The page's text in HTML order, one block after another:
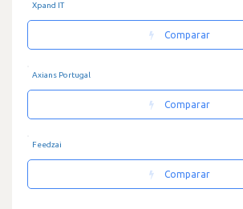
Xpand IT
Comparar
Axians Portugal
Comparar
Feedzai
Comparar